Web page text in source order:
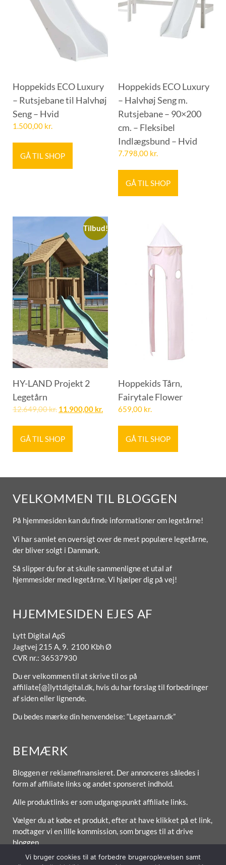
Hoppekids ECO Luxury
– Rutsjebane til Halvhøj
Seng – Hvid
1.500,00 kr.
GÅ TIL SHOP
Hoppekids ECO Luxury
– Halvhøj Seng m.
Rutsjebane – 90×200
cm. – Fleksibel
Indlægsbund – Hvid
7.798,00 kr.
GÅ TIL SHOP
Tilbud!
HY-LAND Projekt 2
Legetårn
12.649,00kr. 11.900,00 kr.
GÅ TIL SHOP
Hoppekids Tårn,
Fairytale Flower
659,00 kr.
GÅ TIL SHOP
VELKOMMEN TIL BLOGGEN
På hjemmesiden kan du finde informationer om legetårne!
Vi har samlet en oversigt over de mest populære legetårne,
der bliver solgt i Danmark.
Så slipper du for at skulle sammenligne et utal af
hjemmesider med legetårne. Vi hjælper dig på vej!
HJEMMESIDEN EJES AF
Lytt Digital ApS
Jagtvej 215 A, 9. 2100 Kbh Ø
CVR nr.: 36537930
Du er velkommen til at skrive til os på
affiliate[@]lyttdigital.dk, hvis du har forslag til forbedringer
af siden eller lignende.
Du bedes mærke din henvendelse: “Legetaarn.dk”
BEMÆRK
Bloggen er reklamefinansieret. Der annonceres således i
form af affiliate links og andet sponseret indhold.
Alle produktlinks er som udgangspunkt affiliate links.
Vælger du at købe et produkt, efter at have klikket på et link,
modtager vi en lille kommission, som bruges til at drive
bloggen.
Vi bruger cookies til at forbedre brugeroplevelsen samt